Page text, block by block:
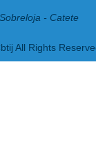
- Catete
All Rights